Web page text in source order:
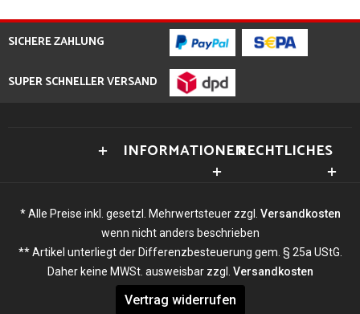
SICHERE ZAHLUNG
SUPER SCHNELLER VERSAND
INFORMATIONENRECHTLICHES
* Alle Preise inkl. gesetzl. Mehrwertsteuer zzgl. Versandkosten
wenn nicht anders beschrieben
** Artikel unterliegt der Differenzbesteuerung gem. § 25a UStG.
Daher keine MWSt. ausweisbar zzgl. Versandkosten
Vertrag widerrufen